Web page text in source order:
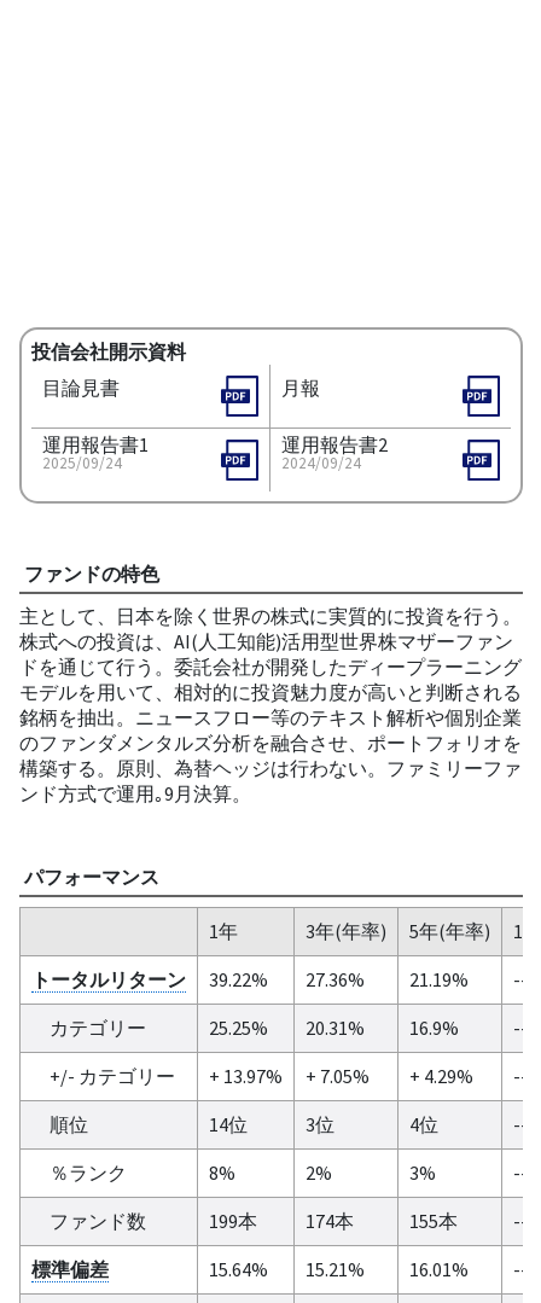
投信会社開示資料
目論見書
月報
運用報告書1
2025/09/24
運用報告書2
2024/09/24
ファンドの特色
主として、日本を除く世界の株式に実質的に投資を行う。
株式への投資は、AI(人工知能)活用型世界株マザーファン
ドを通じて行う。委託会社が開発したディープラーニング
モデルを用いて、相対的に投資魅力度が高いと判断される
銘柄を抽出。ニュースフロー等のテキスト解析や個別企業
のファンダメンタルズ分析を融合させ、ポートフォリオを
構築する。原則、為替ヘッジは行わない。ファミリーファ
ンド方式で運用｡9月決算。
パフォーマンス
1年 3年(年率) 5年(年率)
10
トータルリターン
39.22% 27.36% 21.19%
--
カテゴリー
25.25% 20.31% 16.9%
--
+/- カテゴリー
+ 13.97% + 7.05% + 4.29%
--
順位
14位 3位 4位
--
％ランク
8% 2% 3%
--
ファンド数
199本 174本 155本
--
標準偏差
15.64% 15.21% 16.01%
--